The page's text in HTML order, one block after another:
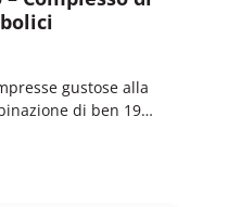
gustose alla
di ben 19